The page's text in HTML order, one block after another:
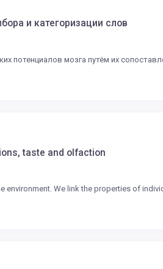
и категоризации слов
потенциалов мозга путём их
taste and olfaction
We link the properties of